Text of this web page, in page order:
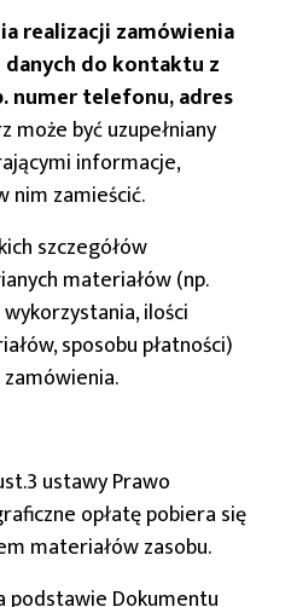
realizacji zamówienia
do kontaktu z
numer telefonu, adres
może być uzupełniany
informacje,
nim zamieścić.
szczegółów
materiałów (np.
ilości
sposobu płatności)
ustawy Prawo
opłatę pobiera się
materiałów zasobu.
podstawie Dokumentu